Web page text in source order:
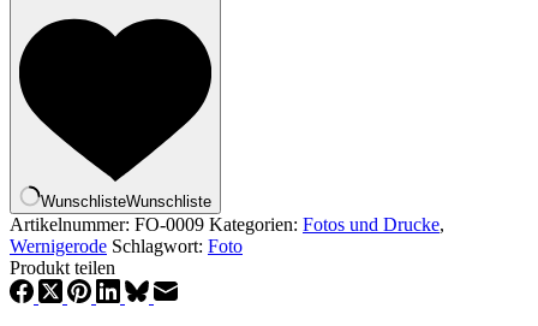
WunschlisteWunschliste
Artikelnummer: FO-0009 Kategorien: Fotos und Drucke,
Wernigerode Schlagwort: Foto
Produkt teilen